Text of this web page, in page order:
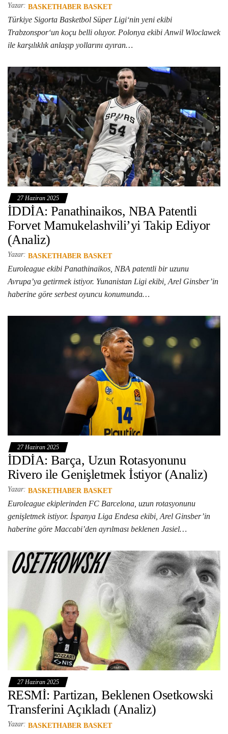
Yazar: BASKETHABER BASKET
Türkiye Sigorta Basketbol Süper Ligi‘nin yeni ekibi
Trabzonspor‘un koçu belli oluyor. Polonya ekibi Anwil Wloclawek
ile karşılıklık anlaşıp yollarını ayıran…
27 Haziran 2025
İDDİA: Panathinaikos, NBA Patentli
Forvet Mamukelashvili’yi Takip Ediyor
(Analiz)
Yazar: BASKETHABER BASKET
Euroleague ekibi Panathinaikos, NBA patentli bir uzunu
Avrupa’ya getirmek istiyor. Yunanistan Ligi ekibi, Arel Ginsber’in
haberine göre serbest oyuncu konumunda…
27 Haziran 2025
İDDİA: Barça, Uzun Rotasyonunu
Rivero ile Genişletmek İstiyor (Analiz)
Yazar: BASKETHABER BASKET
Euroleague ekiplerinden FC Barcelona, uzun rotasyonunu
genişletmek istiyor. İspanya Liga Endesa ekibi, Arel Ginsber’in
haberine göre Maccabi’den ayrılması beklenen Jasiel…
27 Haziran 2025
RESMİ: Partizan, Beklenen Osetkowski
Transferini Açıkladı (Analiz)
Yazar: BASKETHABER BASKET